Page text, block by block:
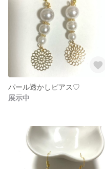
パール透かしピアス♡
展示中